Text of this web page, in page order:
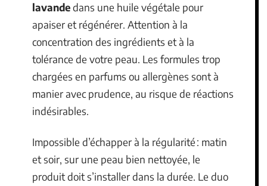
lavandedans une huile végétale pour
apaiser et régénérer. Attention à la
concentration des ingrédients et à la
tolérance de votre peau. Les formules trop
chargées en parfums ou allergènes sont à
manier avec prudence, au risque de réactions
indésirables.
Impossible d’échapper à la régularité : matin
et soir, sur une peau bien nettoyée, le
produit doit s’installer dans la durée. Le duo